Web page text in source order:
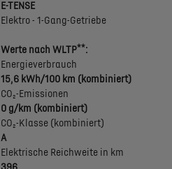
E-TENSE
Elektro - 1-Gang-Getriebe
Werte nach WLTP**:
Energieverbrauch
15,6 kWh/100 km (kombiniert)
CO₂-Emissionen
0 g/km (kombiniert)
CO₂-Klasse (kombiniert)
A
Elektrische Reichweite in km